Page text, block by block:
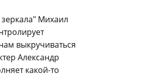
Михаил
выкручиваться
Александр
какой-то